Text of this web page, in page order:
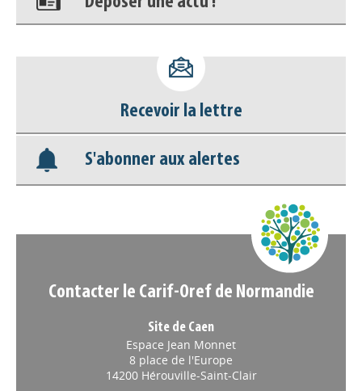
déconnecter)
Base documentaire
Nos veilles Scoop.it
Recevoir la lettre
S'abonner aux alertes
Contacter le Carif-Oref de Normandie
Site de Caen
Espace Jean Monnet
8 place de l'Europe
14200 Hérouville-Saint-Clair